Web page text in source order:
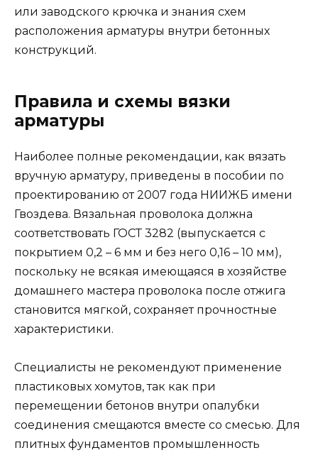
или заводского крючка и знания схем
расположения арматуры внутри бетонных
конструкций.
Правила и схемы вязки
арматуры
Наиболее полные рекомендации, как вязать
вручную арматуру, приведены в пособии по
проектированию от 2007 года НИИЖБ имени
Гвоздева. Вязальная проволока должна
соответствовать ГОСТ 3282 (выпускается с
покрытием 0,2 – 6 мм и без него 0,16 – 10 мм),
поскольку не всякая имеющаяся в хозяйстве
домашнего мастера проволока после отжига
становится мягкой, сохраняет прочностные
характеристики.
Специалисты не рекомендуют применение
пластиковых хомутов, так как при
перемещении бетонов внутри опалубки
соединения смещаются вместе со смесью. Для
плитных фундаментов промышленность